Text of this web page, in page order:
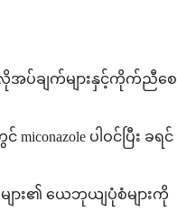
အပ်ချက်များနှင့်ကိုက်ညီစေ
ပါဝင်ပြီး ခရင်
းများ၏ ယေဘုယျပုံစံများကို